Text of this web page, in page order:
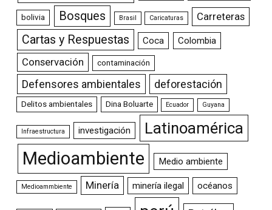
bolivia Bosques Brasil Caricaturas Carreteras
Cartas y Respuestas Coca Colombia
Conservación contaminación
Defensores ambientales deforestación
Delitos ambientales Dina Boluarte Ecuador Guyana
Infraestructura investigación Latinoamérica
Medioambiente Medio ambiente
Medioammbiente Minería minería ilegal océanos